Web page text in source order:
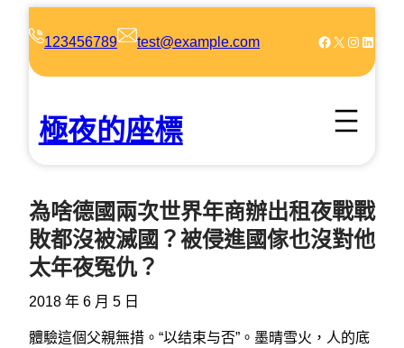
123456789 test@example.com Facebook X Instagram LinkedIn
極夜的座標
為啥德國兩次世界年商辦出租夜戰戰
敗都沒被滅國？被侵進國傢也沒對他
太年夜冤仇？
2018 年 6 月 5 日
體驗這個父親無措。“以结束与否”。墨晴雪火，人的底